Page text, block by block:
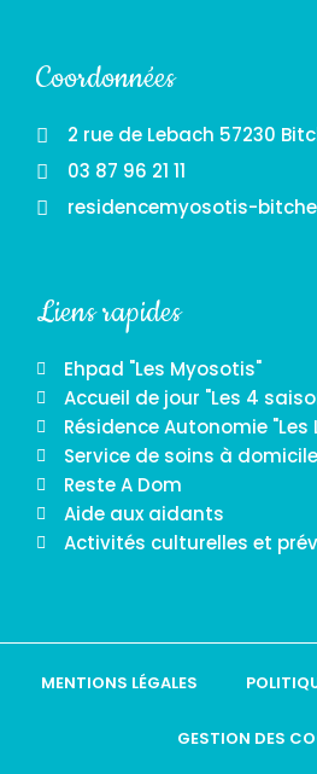
Coordonnées
2 rue de Lebach 57230
03 87 96 21 11
residencemyosotis-
Liens rapides
Ehpad "Les Myosotis"
Accueil de jour "Les 4
Résidence Autonomie "Les
Service de soins à domicile
Reste A Dom
Aide aux aidants
Activités culturelles et
MENTIONS LÉGALES
GESTION DES